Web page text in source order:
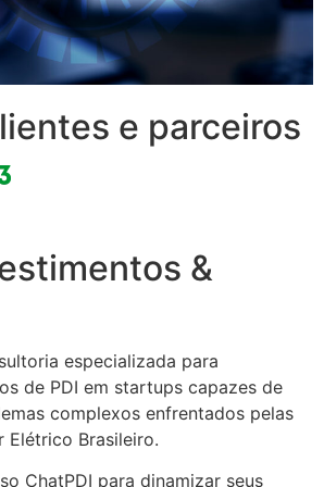
e parceiros
&
especializada para
de PDI em startups capazes de
complexos enfrentados pelas
Elétrico Brasileiro.
ChatPDI para dinamizar seus